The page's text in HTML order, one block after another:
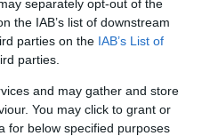
separately opt-out of the
the IAB’s list of downstream
parties on the IAB’s List of
parties.
and may gather and store
You may click to grant or
for below specified purposes
00:19:48
04.08.2026 Aktuālais par
karadarbību Ukrainā 1. daļa
4. augusts